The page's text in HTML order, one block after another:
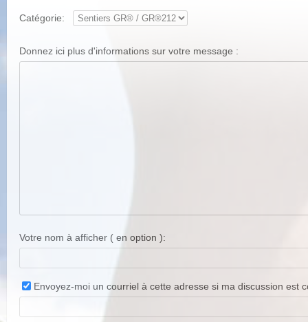
Catégorie:
Donnez ici plus d'informations sur votre message :
Votre nom à afficher ( en option ):
Envoyez-moi un courriel à cette adresse si ma discussion est